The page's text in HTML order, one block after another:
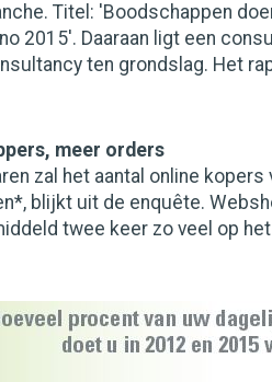
Titel: 'Boodschappen
2015'. Daaraan ligt een
ten grondslag. Het
meer orders
zal het aantal online
blijkt uit de enquête.
twee keer zo veel op